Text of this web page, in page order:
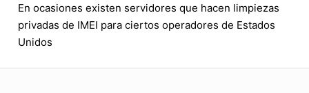
En ocasiones existen servidores que hacen limpiezas
privadas de IMEI para ciertos operadores de Estados
Unidos